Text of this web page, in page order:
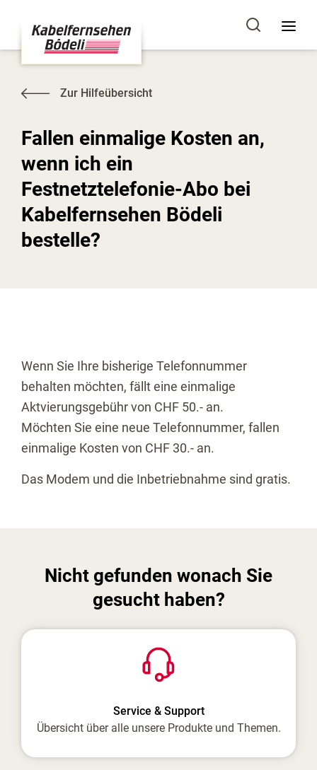
Zur Hilfeübersicht
Fallen einmalige Kosten an,
wenn ich ein
Festnetztelefonie-Abo bei
Kabelfernsehen Bödeli
bestelle?
Wenn Sie Ihre bisherige Telefonnummer
behalten möchten, fällt eine einmalige
Aktvierungsgebühr von CHF 50.- an.
Möchten Sie eine neue Telefonnummer, fallen
einmalige Kosten von CHF 30.- an.
Das Modem und die Inbetriebnahme sind gratis.
Nicht gefunden wonach Sie
gesucht haben?
Service & Support
Übersicht über alle unsere Produkte und Themen.